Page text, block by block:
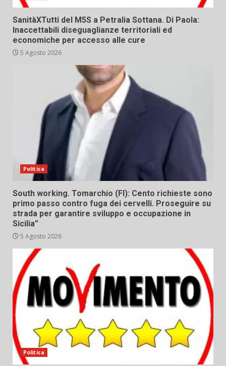
SanitàXTutti del M5S a Petralia Sottana. Di Paola:
Inaccettabili diseguaglianze territoriali ed
economiche per accesso alle cure
5 Agosto 2026
Politica
South working. Tomarchio (FI): Cento richieste sono
primo passo contro fuga dei cervelli. Proseguire su
strada per garantire sviluppo e occupazione in
Sicilia”
5 Agosto 2026
Politica